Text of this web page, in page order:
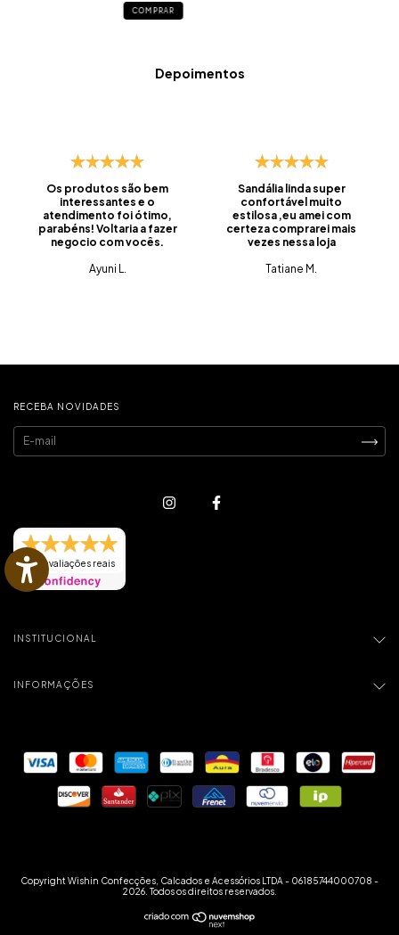
COMPRAR
Depoimentos
Os produtos são bem
interessantes e o
atendimento foi ótimo,
parabéns! Voltaria a fazer
negocio com vocês.
Ayuni L.
Sandália linda super
confortável muito
estilosa ,eu amei com
certeza comprarei mais
vezes nessa loja
Tatiane M.
RECEBA NOVIDADES
822 avaliações reais
INSTITUCIONAL
INFORMAÇÕES
Copyright Wishin Confecções, Calcados e Acessórios LTDA - 06185744000708 -
2026. Todos os direitos reservados.